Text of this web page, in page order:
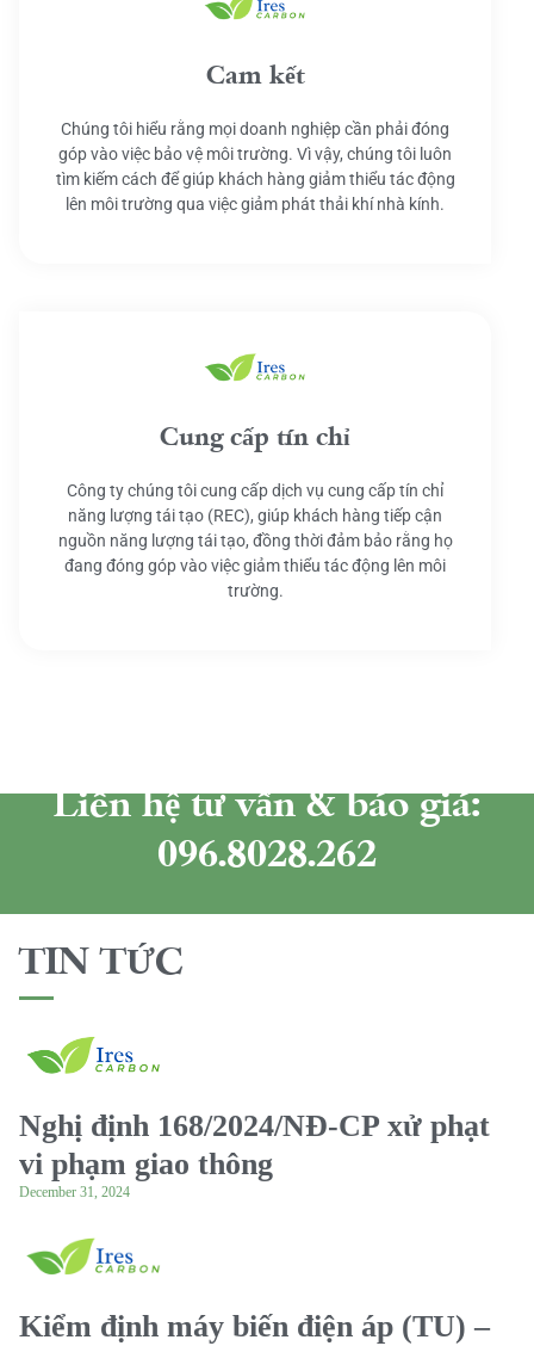
Cam kết
Chúng tôi hiểu rằng mọi doanh nghiệp cần phải đóng
góp vào việc bảo vệ môi trường. Vì vậy, chúng tôi luôn
tìm kiếm cách để giúp khách hàng giảm thiểu tác động
lên môi trường qua việc giảm phát thải khí nhà kính.
Cung cấp tín chỉ
Công ty chúng tôi cung cấp dịch vụ cung cấp tín chỉ
năng lượng tái tạo (REC), giúp khách hàng tiếp cận
nguồn năng lượng tái tạo, đồng thời đảm bảo rằng họ
đang đóng góp vào việc giảm thiểu tác động lên môi
trường.
Liên hệ tư vấn & báo giá:
096.8028.262
TIN TỨC
Nghị định 168/2024/NĐ-CP xử phạt
vi phạm giao thông
December 31, 2024
Kiểm định máy biến điện áp (TU) –